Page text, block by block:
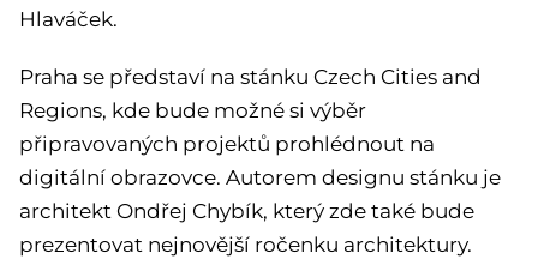
Hlaváček.
Praha se představí na stánku Czech Cities and
Regions, kde bude možné si výběr
připravovaných projektů prohlédnout na
digitální obrazovce. Autorem designu stánku je
architekt Ondřej Chybík, který zde také bude
prezentovat nejnovější ročenku architektury.